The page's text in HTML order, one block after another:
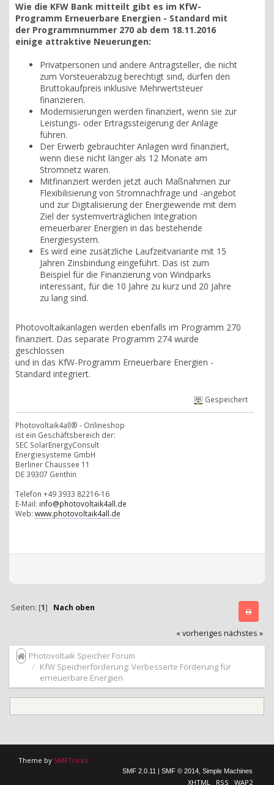
Wie die KFW Bank mitteilt gibt es im KfW-
Programm Erneuerbare Energien - Standard mit
der Programmnummer 270 ab dem 18.11.2016
einige attraktive Neuerungen:
Privatpersonen und andere Antragsteller, die nicht
zum Vorsteuerabzug berechtigt sind, dürfen den
Bruttokaufpreis inklusive Mehrwertsteuer
finanzieren.
Modernisierungen werden finanziert, wenn sie zur
Leistungs- oder Ertragssteigerung der Anlage
führen.
Der Erwerb gebrauchter Anlagen wird finanziert,
wenn diese nicht länger als 12 Monate am
Stromnetz waren.
Mitfinanziert werden jetzt auch Maßnahmen zur
Flexibilisierung von Stromnachfrage und -angebot
und zur Digitalisierung der Energiewende mit dem
Ziel der systemverträglichen Integration
erneuerbarer Energien in das bestehende
Energiesystem.
Es wird eine zusätzliche Laufzeitvariante mit 15
Jahren Zinsbindung eingeführt. Das ist zum
Beispiel für die Finanzierung von Windparks
interessant, für die 10 Jahre zu kurz und 20 Jahre
zu lang sind.
Photovoltaikanlagen werden ebenfalls im Programm 270
finanziert. Das separate Programm 274 wurde
geschlossen
und in das KfW-Programm Erneuerbare Energien -
Standard integriert.
Gespeichert
Photovoltaik4all® - Onlineshop
ist ein Geschäftsbereich der:
SEC SolarEnergyConsult
Energiesysteme GmbH
Berliner Chaussee 11
DE 39307 Genthin
Telefon +49 3933 82216-16
E-Mail: info@photovoltaik4all.de
Web: www.photovoltaik4all.de
Seiten: [1] Nach oben
« vorheriges nächstes »
Photovoltaik Speicher Forum
KfW Speicherförderung: Verbesserte Förderung für
erneuerbare Energien
Theme by SMFTricks
SMF 2.0.11 | SMF © 2014 Simple Machines
XHTML RSS WAP2